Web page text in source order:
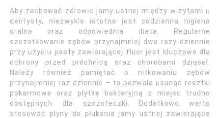
Aby zachować zdrowie jamy ustnej między wizytami u
dentysty, niezwykle istotna jest codzienna higiena
oralna oraz odpowiednia dieta. Regularne
szczotkowanie zębów przynajmniej dwa razy dziennie
przy użyciu pasty zawierającej fluor jest kluczowe dla
ochrony przed próchnicą oraz chorobami dziąseł.
Należy również pamiętać o nitkowaniu zębów
przynajmniej raz dziennie – to pozwala usunąć resztki
pokarmowe oraz płytkę bakteryjną z miejsc trudno
dostępnych dla szczoteczki. Dodatkowo warto
stosować płyny do płukania jamy ustnej zawierające